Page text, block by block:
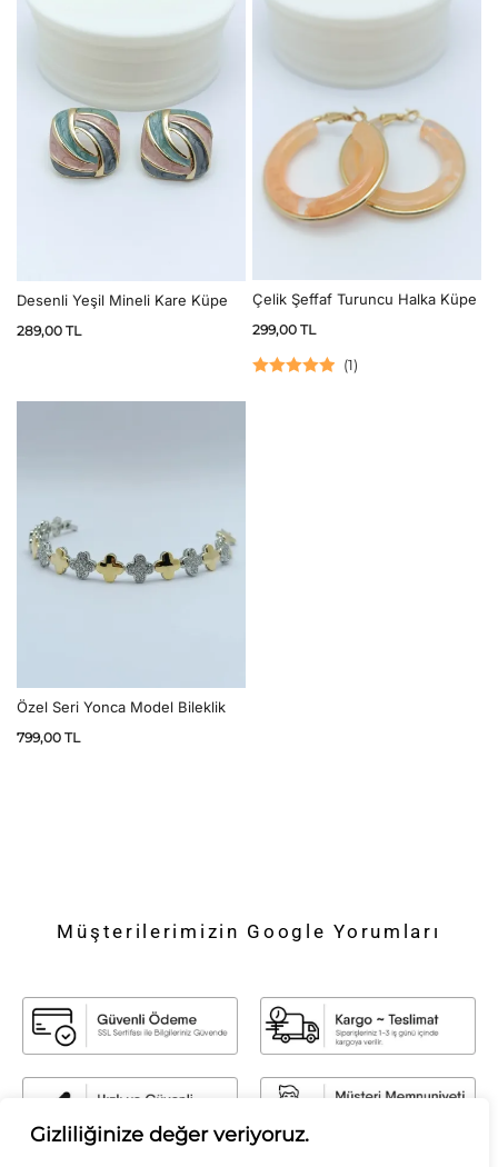
Gizliliğinize değer veriyoruz.
Desenli Yeşil Mineli Kare Küpe
289,00 TL
Çelik Şeffaf Turuncu Halka Küpe
299,00 TL
(1)
Özel Seri Yonca Model Bileklik
799,00 TL
Müşterilerimizin Google Yorumları